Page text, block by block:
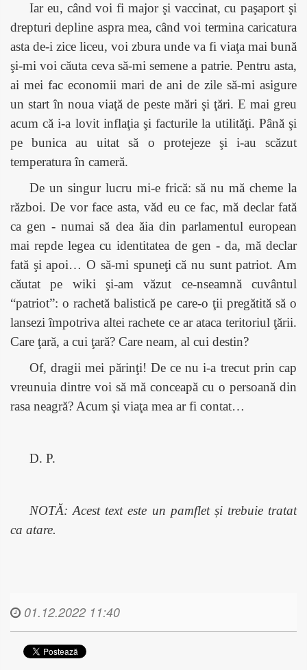
Iar eu, când voi fi major şi vaccinat, cu paşaport şi
drepturi depline aspra mea, când voi termina caricatura
asta de-i zice liceu, voi zbura unde va fi viaţa mai bună
şi-mi voi căuta ceva să-mi semene a patrie. Pentru asta,
ai mei fac economii mari de ani de zile să-mi asigure
un start în noua viaţă de peste mări şi ţări. E mai greu
acum că i-a lovit inflaţia şi facturile la utilităţi. Până şi
pe bunica au uitat să o protejeze şi i-au scăzut
temperatura în cameră.
De un singur lucru mi-e frică: să nu mă cheme la
război. De vor face asta, văd eu ce fac, mă declar fată
ca gen - numai să dea ăia din parlamentul european
mai repde legea cu identitatea de gen - da, mă declar
fată şi apoi… O să-mi spuneţi că nu sunt patriot. Am
căutat pe wiki şi-am văzut ce-nseamnă cuvântul
“patriot”: o rachetă balistică pe care-o ţii pregătită să o
lansezi împotriva altei rachete ce ar ataca teritoriul ţării.
Care ţară, a cui ţară? Care neam, al cui destin?
Of, dragii mei părinţi! De ce nu i-a trecut prin cap
vreunuia dintre voi să mă conceapă cu o persoană din
rasa neagră? Acum şi viaţa mea ar fi contat…
D. P.
NOTĂ: Acest text este un pamflet și trebuie tratat
ca atare.
01.12.2022 11:40